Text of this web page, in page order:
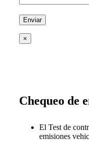
×
Chequeo de
El Test de
emisiones